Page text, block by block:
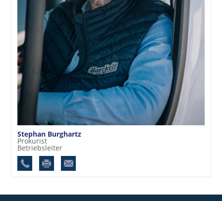
Stephan Burghartz
Prokurist
Betriebsleiter